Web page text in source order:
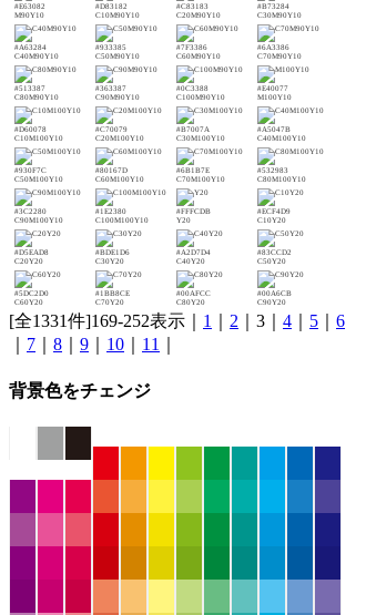
#E63082
M90Y10
#D83182
C10M90Y10
#C83183
C20M90Y10
#B73284
C30M90Y10
#A63284
C40M90Y10
#933385
C50M90Y10
#7F3386
C60M90Y10
#6A3386
C70M90Y10
#513387
C80M90Y10
#363387
C90M90Y10
#0C3388
C100M90Y10
#E40077
M100Y10
#D60078
C10M100Y10
#C70079
C20M100Y10
#B7007A
C30M100Y10
#A5047B
C40M100Y10
#930F7C
C50M100Y10
#80167D
C60M100Y10
#6B1B7E
C70M100Y10
#532983
C80M100Y10
#3C2280
C90M100Y10
#1E2380
C100M100Y10
#FFFCDB
Y20
#ECF4D9
C10Y20
#D5EAD8
C20Y20
#BDE1D6
C30Y20
#A2D7D4
C40Y20
#83CCD2
C50Y20
#5DC2D0
C60Y20
#1BB8CE
C70Y20
#00AFCC
C80Y20
#00A6CB
C90Y20
[全1331件]169-252表示｜ 1 2 ｜3｜ 4 5
6
7 8 9 10 11
背景色をチェンジ